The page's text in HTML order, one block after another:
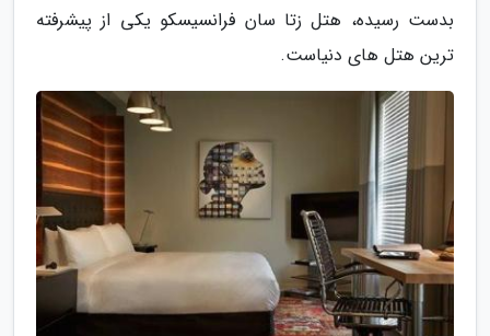
بدست رسیده، هتل زتا سان فرانسیسکو یکی از پیشرفته
ترین هتل های دنیاست.